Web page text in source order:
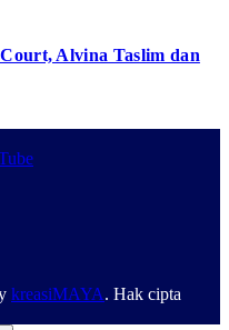
Alvina Taslim dan
kreasiMAYA. Hak cipta